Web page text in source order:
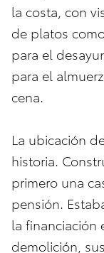
la costa, con
de platos
para el
para el
cena.
La ubicación
historia.
primero una
pensión.
la financiación
demolición,